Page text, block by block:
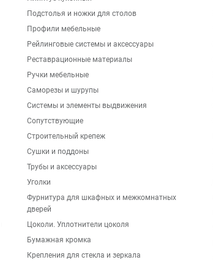
Подстолья и ножки для столов
Профили мебельные
Рейлинговые системы и аксессуары
Реставрационные материалы
Ручки мебельные
Саморезы и шурупы
Системы и элементы выдвижения
Сопутствующие
Строительный крепеж
Сушки и поддоны
Трубы и аксессуары
Уголки
Фурнитура для шкафных и межкомнатных
дверей
Цоколи. Уплотнители цоколя
Бумажная кромка
Крепления для стекла и зеркала